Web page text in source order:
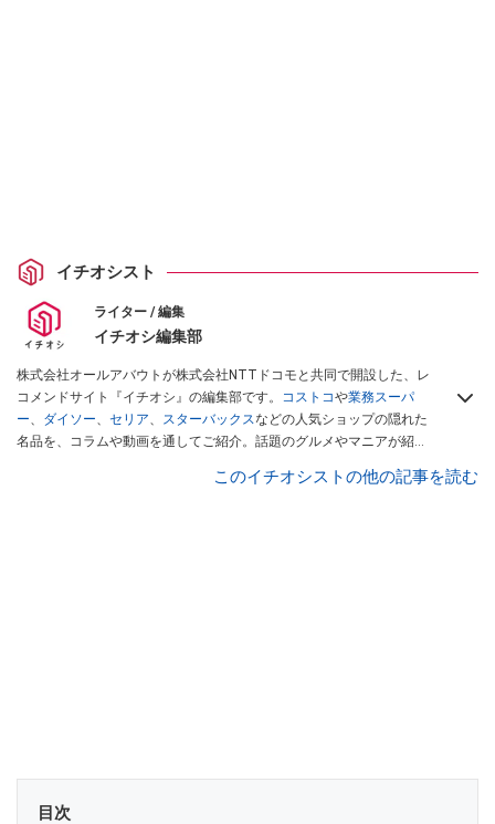
イチオシスト
ライター / 編集
イチオシ編集部
株式会社オールアバウトが株式会社NTTドコモと共同で開設した、レ
コメンドサイト『イチオシ』の編集部です。 コストコや業務スーパ
ー、 ダイソー、 セリア、 スターバックスなどの人気ショップの隠れた
名品を、コラムや動画を通してご紹介。話題のグルメやマニアが紹介
インフルエンサーが実際に使用してレビューしています。毎日トレン
このイチオシストの他の記事を読む
目次